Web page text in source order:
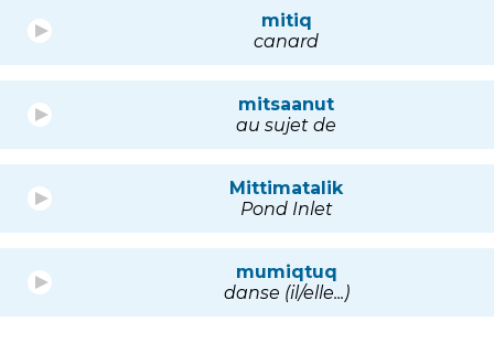
mitiq
canard
mitsaanut
au sujet de
Mittimatalik
Pond Inlet
mumiqtuq
danse (il/elle...)